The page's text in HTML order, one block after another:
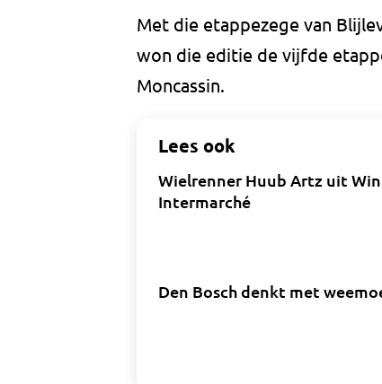
Met die etappezege van
won die editie de vijfde
Moncassin.
Lees ook
Wielrenner Huub Artz uit
Intermarché
Den Bosch denkt met